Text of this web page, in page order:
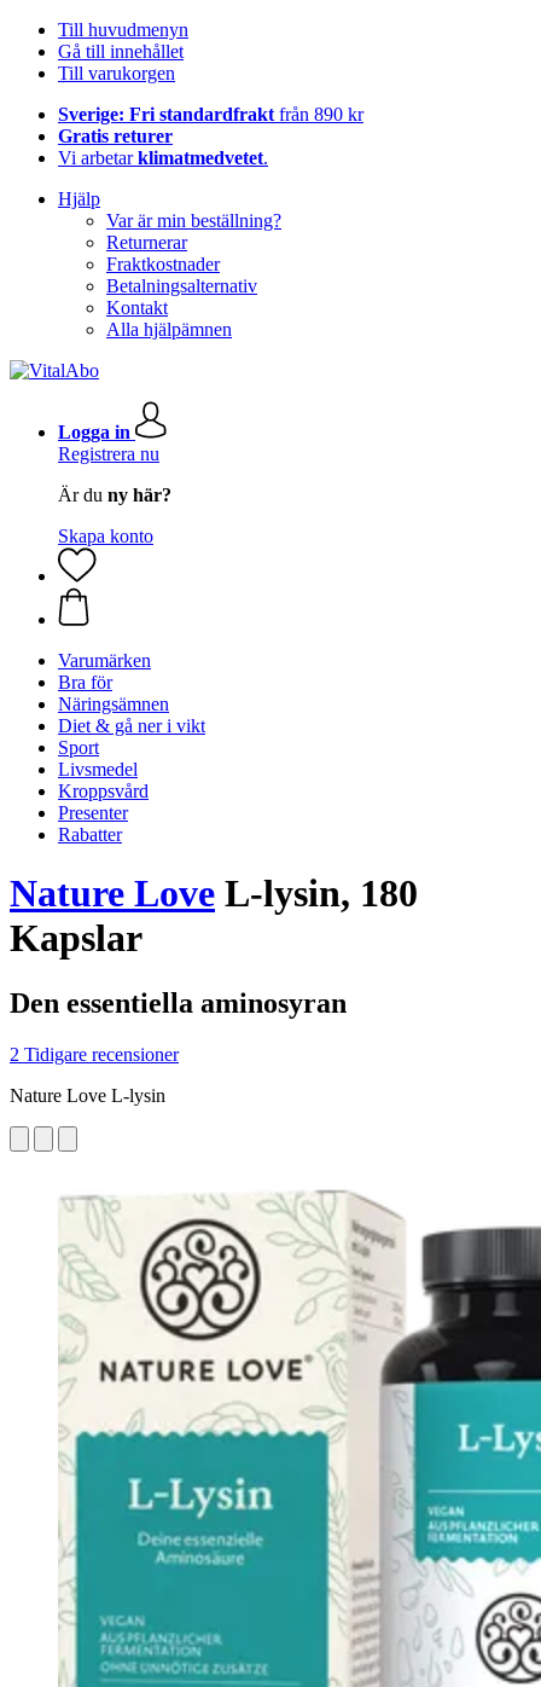
Till huvudmenyn
Gå till innehållet
Till varukorgen
Sverige: Fri standardfrakt från 890 kr
Gratis returer
Vi arbetarklimatmedvetet.
Hjälp
Var är min beställning?
Returnerar
Fraktkostnader
Betalningsalternativ
Kontakt
Alla hjälpämnen
Logga in
Registrera nu
Är du ny här?
Skapa konto
Varumärken
Bra för
Näringsämnen
Diet & gå ner i vikt
Sport
Livsmedel
Kroppsvård
Presenter
Rabatter
Nature Love L-lysin, 180
Kapslar
Den essentiella aminosyran
2 Tidigare recensioner
Nature Love L-lysin